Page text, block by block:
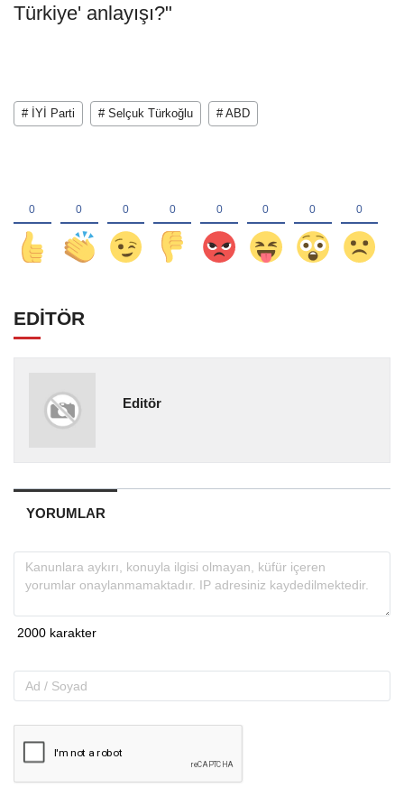
Türkiye' anlayışı?"
# İYİ Parti # Selçuk Türkoğlu # ABD
EDİTÖR
Editör
YORUMLAR